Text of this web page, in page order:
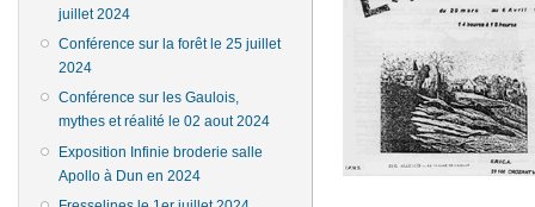
juillet 2024
Conférence sur la forêt le 25 juillet
2024
Conférence sur les Gaulois,
mythes et réalité le 02 aout 2024
Exposition Infinie broderie salle
Apollo à Dun en 2024